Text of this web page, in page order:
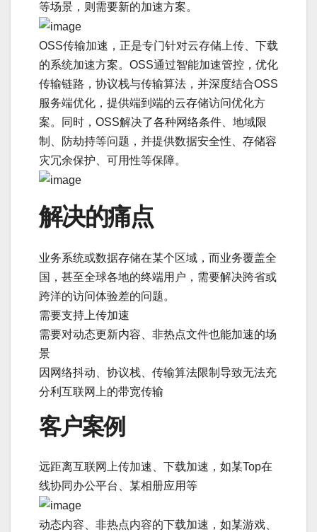
等场景，则需要新的加速方案。
OSS传输加速，正是专门针对云存储上传、下载
的系统加速方案。OSS通过智能加速管控，优化
传输链路，协议栈与传输算法，并深度结合OSS
服务端优化，提供端到端的云存储访问优化方
案。同时，OSS解决了各种网络条件、地域限
制、防劫持等问题，并提供数据安全性、存储容
灾冗余保护、可用性等保障。
解决的痛点
业务系统或数据存储在某个区域，而业务覆盖全
国，甚至全球各地的终端用户，需要解决跨省或
跨洋的访问体验差的问题。
需要支持上传加速
需要对动态更新内容、非热点文件也能加速的场
景
因网络抖动、协议栈、传输算法限制导致无法充
分利互联网上的带宽传输
客户案例
远距离互联网上传加速、下载加速，如某Top在
线协同办公平台、某相册应用等
动态内容、非热点内容的下载加速，如某游戏、